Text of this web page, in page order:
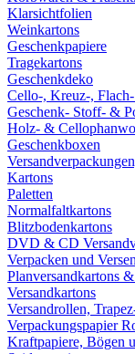
Klarsichtfolien
Weinkartons
Geschenkpapiere
Tragekartons
Geschenkdeko
Cello-, Kreuz-,
Geschenk- Stoff- &
Holz- &
Geschenkboxen
Kartons
Paletten
Normalfaltkartons
Blitzbodenkartons
DVD & CD
Verpacken und
Planversandkartons
Versandkartons
Versandrollen,
Verpackungspapier
Kraftpapiere, Bögen